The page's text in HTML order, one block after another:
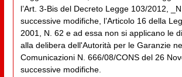
l’Art. 3-Bis del Decreto Legge 103/2012,
successive modifiche, l’Articolo 16 della
2001, N. 62 e ad essa non si applicano le
alla delibera dell'Autorità per le Garanzie
Comunicazioni N. 666/08/CONS del 26
successive modifiche.